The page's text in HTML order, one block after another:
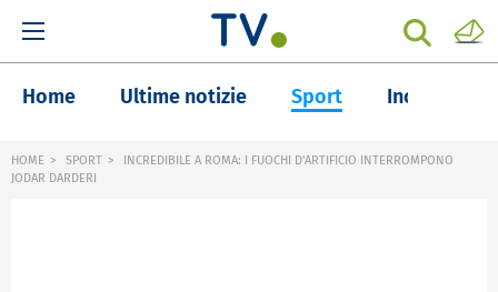
Home Ultime notizie Sport Inchieste
HOME SPORT
INCREDIBILE A ROMA: I FUOCHI D'ARTIFICIO INTERROMPONO
JODAR DARDERI